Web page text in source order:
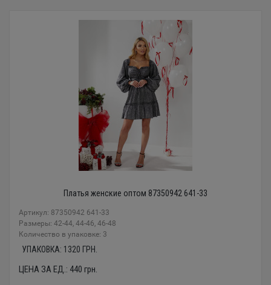
Платья женские оптом 87350942 641-33
Артикул: 87350942 641-33
Размеры: 42-44, 44-46, 46-48
Количество в упаковке: 3
УПАКОВКА: 1320 ГРН.
ЦЕНА ЗА ЕД.: 440 грн.